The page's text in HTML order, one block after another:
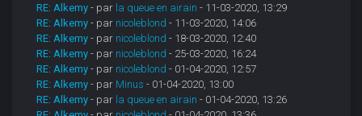
RE: Alkemy - par la queue en airain - 11-03-2020, 13:29
RE: Alkemy - par nicoleblond - 11-03-2020, 14:06
RE: Alkemy - par nicoleblond - 18-03-2020, 12:40
RE: Alkemy - par nicoleblond - 25-03-2020, 16:24
RE: Alkemy - par nicoleblond - 01-04-2020, 12:57
RE: Alkemy - par Minus - 01-04-2020, 13:00
RE: Alkemy - par la queue en airain - 01-04-2020, 13:26